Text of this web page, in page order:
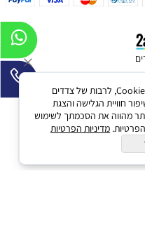
לידיעתך, באתרנו נעשה שימוש בקבצי Cookies, לרבות של צדדים
חוויית הגלישה והצגת
מהווה את הסכמתך לשימוש
מדיניות הפרטיות